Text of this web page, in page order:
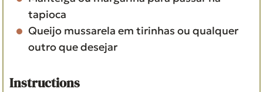
tapioca
Queijo mussarela em tirinhas ou qualquer
outro que desejar
Instructions